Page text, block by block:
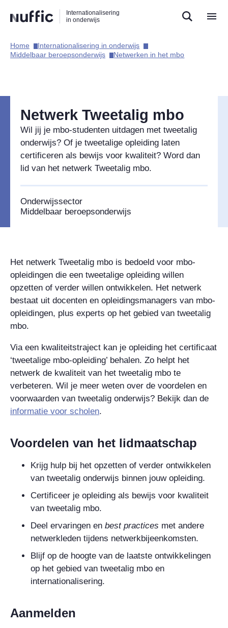
naar
zoekfunctie
naar
hoofdnavigatie
naar
inhoud
Internationalisering
in onderwijs
Hoofdnavigatie
Home​
Internationalisering in onderwijs​
Middelbaar beroepsonderwijs​
Netwerken in het mbo​
Netwerk Tweetalig mbo
Wil jij je mbo-studenten uitdagen met tweetalig
onderwijs? Of je tweetalige opleiding laten
certificeren als bewijs voor kwaliteit? Word dan
lid van het netwerk Tweetalig mbo.
Onderwijssector
Middelbaar beroepsonderwijs
Het netwerk Tweetalig mbo is bedoeld voor mbo-
opleidingen die een tweetalige opleiding willen
opzetten of verder willen ontwikkelen. Het netwerk
bestaat uit docenten en opleidingsmanagers van mbo-
opleidingen, plus experts op het gebied van tweetalig
mbo.
Via een kwaliteitstraject kan je opleiding het certificaat
‘tweetalige mbo-opleiding’ behalen. Zo helpt het
netwerk de kwaliteit van het tweetalig mbo te
verbeteren. Wil je meer weten over de voordelen en
voorwaarden van tweetalig onderwijs? Bekijk dan de
informatie voor scholen.
Voordelen van het lidmaatschap
Krijg hulp bij het opzetten of verder ontwikkelen
van tweetalig onderwijs binnen jouw opleiding.
Certificeer je opleiding als bewijs voor kwaliteit
van tweetalig mbo.
Deel ervaringen en best practices met andere
netwerkleden tijdens netwerkbijeenkomsten.
Blijf op de hoogte van de laatste ontwikkelingen
op het gebied van tweetalig mbo en
internationalisering.
Aanmelden